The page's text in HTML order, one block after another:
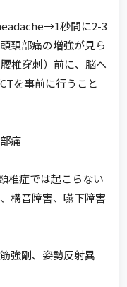
秒間に2-3
頚部痛の増強が見ら
椎穿刺）前に、脳ヘ
を事前に行うこと
痛
椎症では起こらない
構音障害、嚥下障害
強剛、姿勢反射異